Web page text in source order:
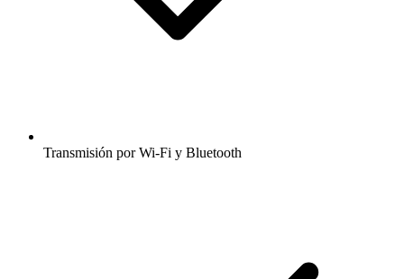
Transmisión por Wi-Fi y Bluetooth